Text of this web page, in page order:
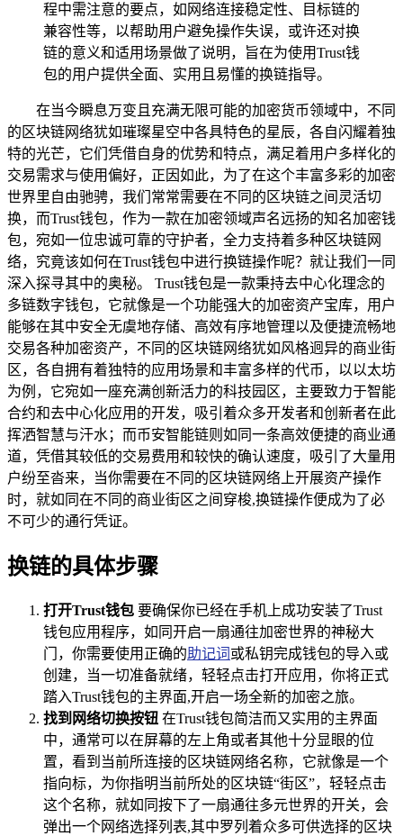
程中需注意的要点，如网络连接稳定性、目标链的
兼容性等，以帮助用户避免操作失误，或许还对换
链的意义和适用场景做了说明，旨在为使用Trust钱
包的用户提供全面、实用且易懂的换链指导。
在当今瞬息万变且充满无限可能的加密货币领域中，不同
的区块链网络犹如璀璨星空中各具特色的星辰，各自闪耀着独
特的光芒，它们凭借自身的优势和特点，满足着用户多样化的
交易需求与使用偏好，正因如此，为了在这个丰富多彩的加密
世界里自由驰骋，我们常常需要在不同的区块链之间灵活切
换，而Trust钱包，作为一款在加密领域声名远扬的知名加密钱
包，宛如一位忠诚可靠的守护者，全力支持着多种区块链网
络，究竟该如何在Trust钱包中进行换链操作呢？就让我们一同
深入探寻其中的奥秘。 Trust钱包是一款秉持去中心化理念的
多链数字钱包，它就像是一个功能强大的加密资产宝库，用户
能够在其中安全无虞地存储、高效有序地管理以及便捷流畅地
交易各种加密资产，不同的区块链网络犹如风格迥异的商业街
区，各自拥有着独特的应用场景和丰富多样的代币，以以太坊
为例，它宛如一座充满创新活力的科技园区，主要致力于智能
合约和去中心化应用的开发，吸引着众多开发者和创新者在此
挥洒智慧与汗水；而币安智能链则如同一条高效便捷的商业通
道，凭借其较低的交易费用和较快的确认速度，吸引了大量用
户纷至沓来，当你需要在不同的区块链网络上开展资产操作
时，就如同在不同的商业街区之间穿梭,换链操作便成为了必
不可少的通行凭证。
换链的具体步骤
打开Trust钱包 要确保你已经在手机上成功安装了Trust
钱包应用程序，如同开启一扇通往加密世界的神秘大
门，你需要使用正确的助记词 或私钥完成钱包的导入或
创建，当一切准备就绪，轻轻点击打开应用，你将正式
踏入Trust钱包的主界面,开启一场全新的加密之旅。
找到网络切换按钮 在Trust钱包简洁而又实用的主界面
中，通常可以在屏幕的左上角或者其他十分显眼的位
置，看到当前所连接的区块链网络名称，它就像是一个
指向标，为你指明当前所处的区块链“街区”，轻轻点击
这个名称，就如同按下了一扇通往多元世界的开关，会
弹出一个网络选择列表,其中罗列着众多可供选择的区块